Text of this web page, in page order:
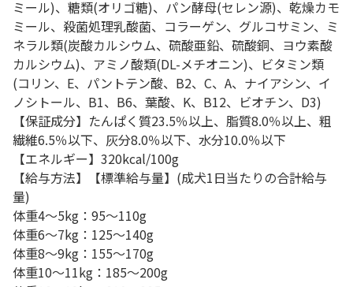
ミール)、糖類(オリゴ糖)、パン酵母(セレン源)、乾燥カモ
ミール、殺菌処理乳酸菌、コラーゲン、グルコサミン、ミ
ネラル類(炭酸カルシウム、硫酸亜鉛、硫酸銅、ヨウ素酸
カルシウム)、アミノ酸類(DL-メチオニン)、ビタミン類
(コリン、E、パントテン酸、B2、C、A、ナイアシン、イ
ノシトール、B1、B6、葉酸、K、B12、ビオチン、D3)
【保証成分】たんぱく質23.5％以上、脂質8.0％以上、粗
繊維6.5％以下、灰分8.0％以下、水分10.0％以下
【エネルギー】320kcal/100g
【給与方法】【標準給与量】(成犬1日当たりの合計給与
量)
体重4～5kg：95～110g
体重6～7kg：125～140g
体重8～9kg：155～170g
体重10～11kg：185～200g